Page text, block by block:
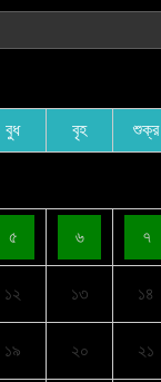
বুধ বৃহ শুক্র
৫ ৬ ৭
১২ ১৩ ১৪
১৯ ২০ ২১